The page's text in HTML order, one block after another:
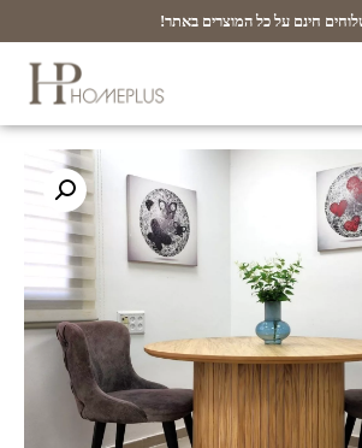
חינם על כל המוצרים באתר!